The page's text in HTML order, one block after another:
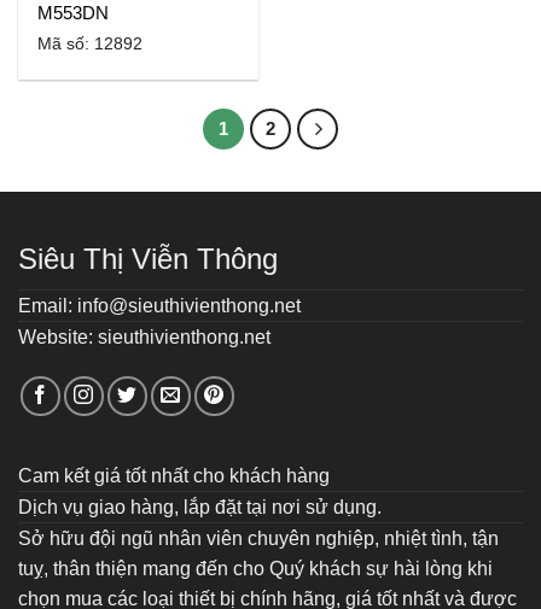
M553DN
Mã số: 12892
1 2
Siêu Thị Viễn Thông
Email: info@sieuthivienthong.net
Website: sieuthivienthong.net
Cam kết giá tốt nhất cho khách hàng
Dịch vụ giao hàng, lắp đặt tại nơi sử dụng.
Sở hữu đội ngũ nhân viên chuyên nghiệp, nhiệt tình, tận
tuỵ, thân thiện mang đến cho Quý khách sự hài lòng khi
chọn mua các loại thiết bị chính hãng, giá tốt nhất và được